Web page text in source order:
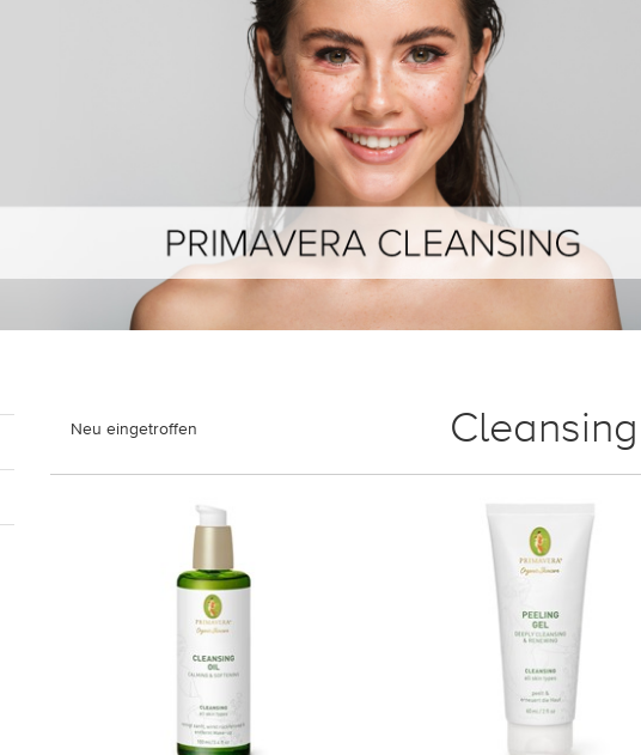
Cleansing
Neu eingetroffen